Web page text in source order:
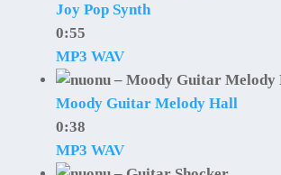
Joy Pop Synth
0:55
MP3 WAV
Moody Guitar Melody Hall
0:38
MP3 WAV